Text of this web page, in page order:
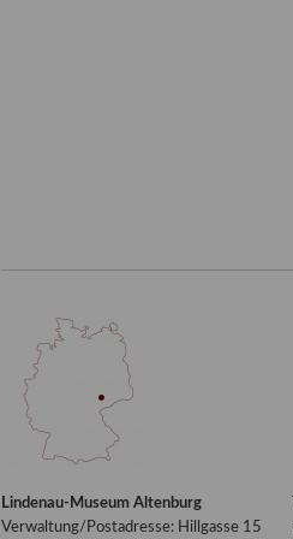
Lindenau-Museum Altenburg
Verwaltung/Postadresse: Hillgasse 15